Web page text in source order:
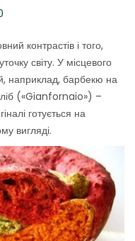
контрастів і того,
світу. У місцевого
наприклад, барбекю на
(«Gianfornaio») –
готується на
вигляді.